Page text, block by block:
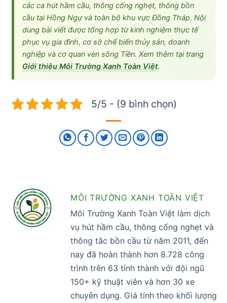
các ca hút hầm cầu, thông cống nghẹt, thông bồn
cầu tại Hồng Ngự và toàn bộ khu vực Đồng Tháp. Nội
dung bài viết được tổng hợp từ kinh nghiệm thực tế
phục vụ gia đình, cơ sở chế biến thủy sản, doanh
nghiệp và cơ quan ven sông Tiền. Xem thêm tại trang
Giới thiệu Môi Trường Xanh Toàn Việt.
5/5 - (9 bình chọn)
MÔI TRƯỜNG XANH TOÀN VIỆT
Môi Trường Xanh Toàn Việt làm dịch
vụ hút hầm cầu, thông cống nghẹt và
thông tắc bồn cầu từ năm 2011, đến
nay đã hoàn thành hơn 8.728 công
trình trên 63 tỉnh thành với đội ngũ
150+ kỹ thuật viên và hơn 30 xe
chuyên dụng. Giá tính theo khối lượng